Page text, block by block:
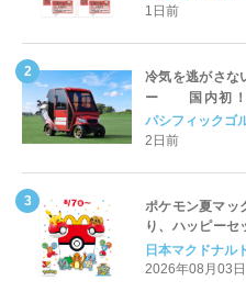
1日前
冷気を逃がさな
ー 国内初！※
Cart（エアコ
パシフィックゴ
2日前
ポケモン夏マッ
り、ハッピーセ
定登場
日本マクドナル
2026年08月03